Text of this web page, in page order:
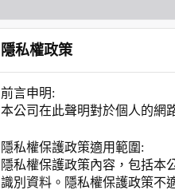
隱私權政策
前言申明:
本公司在此聲明對於個人的網
隱私權保護政策適用範圍:
隱私權保護政策內容，包括本
識別資料。隱私權保護政策不